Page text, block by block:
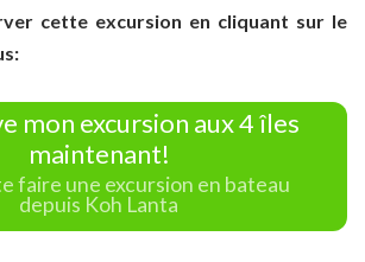
cette excursion en cliquant sur le
mon excursion aux 4 îles
maintenant!
faire une excursion en bateau
depuis Koh Lanta